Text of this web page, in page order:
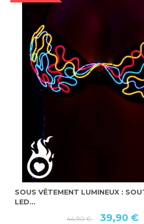
SOUS VÊTEMENT LUMINEUX :
LED...
44,90 € 39,90 €